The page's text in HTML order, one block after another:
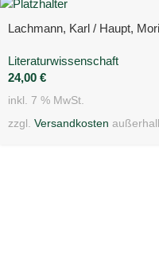
Lachmann, Karl / Haupt,
Literaturwissenschaft
24,00 €
inkl. 7 % MwSt.
zzgl. Versandkosten